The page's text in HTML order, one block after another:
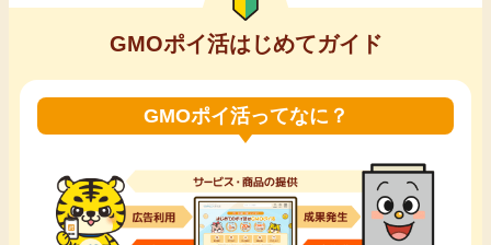
カード比較
毎日ゲット
月額有料サービス
家計の固定費
GMOポイ活はじめてガイド
GMOポイ活ってなに？